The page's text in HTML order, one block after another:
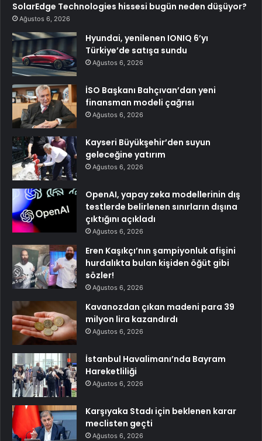
SolarEdge Technologies hissesi bugün neden düşüyor?
Ağustos 6, 2026
Hyundai, yenilenen IONIQ 6’yı
Türkiye’de satışa sundu
Ağustos 6, 2026
İSO Başkanı Bahçıvan’dan yeni
finansman modeli çağrısı
Ağustos 6, 2026
Kayseri Büyükşehir’den suyun
geleceğine yatırım
Ağustos 6, 2026
OpenAI, yapay zeka modellerinin dış
testlerde belirlenen sınırların dışına
çıktığını açıkladı
Ağustos 6, 2026
Eren Kaşıkçı’nın şampiyonluk afişini
hurdalıkta bulan kişiden öğüt gibi
sözler!
Ağustos 6, 2026
Kavanozdan çıkan madeni para 39
milyon lira kazandırdı
Ağustos 6, 2026
İstanbul Havalimanı’nda Bayram
Hareketliliği
Ağustos 6, 2026
Karşıyaka Stadı için beklenen karar
meclisten geçti
Ağustos 6, 2026